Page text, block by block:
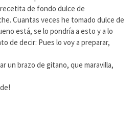
de fondo dulce de
Cuantas veces he tomado dulce de
está, se lo pondría a esto y a lo
de decir: Pues lo voy a preparar,
un brazo de gitano, que maravilla,